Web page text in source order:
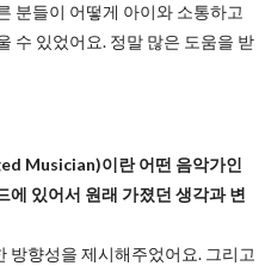
분들이 어떻게 아이와 소통하고
수 있었어요. 정말 많은 도움을 받
Musician)이란 어떤 음악가인
에 있어서 원래 가졌던 생각과 변
방향성을 제시해주었어요. 그리고